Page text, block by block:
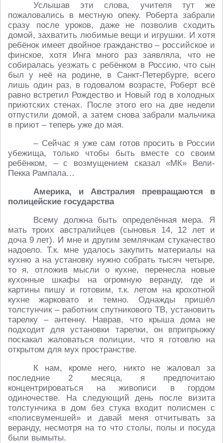
Услышав эти слова, учителя тут же
пожаловались в местную опеку. Роберта забрали
сразу после уроков, даже не позволив сходить
домой, захватить любимые вещи и игрушки. И хотя
ребёнок имеет двойное гражданство – российское и
финское, хотя Инга много раз заявляла, что не
собиралась уезжать с ребёнком в Россию, что сын
был у неё на родине, в Санкт-Петербурге, всего
лишь один раз, в годовалом возрасте, Роберт всё
равно встретил Рождество и Новый год в холодных
приютских стенах. После этого его на две недели
отпустили домой, а затем снова забрали мальчика
в приют – теперь уже до мая.
– Сейчас я уже сам готов просить в России
убежища, только чтобы быть вместе со своим
ребёнком, – с возмущением сказал «МК» Вели-
Пекка Рампала…
Америка, и Австралия превращаются в
полицейские государства
Всему должна быть определённая мера. Я
мать троих австралийцев (сыновья 14, 12 лет и
доча 9 лет). И мне и другим землячкам стукачество
надоело. Т.к. мне удалось закупить материалы на
кухню а на установку нужно собрать тысяч четыре,
то я, отложив мысли о кухне, перенесла новые
кухонные шкафы на огромную веранду, где и
картины пишу и готовим, т.к. летом на крохотной
кухне жарковато и темно. Однажды пришёл
толстунчик – работник спутникового ТВ, установить
тарелку – антенну. Наврав, что крыша дома не
подходит для установки тарелки, он вприпрыжку
поскакал жаловаться полиции, что я готовлю на
открытом для мух пространстве.
К нам, кроме него, никто не жаловал за
последние 2 месяца, я предпочитаю
концентрироваться на живописи в гордом
одиночестве. На следующий день после визита
толстунчика в дом без стука входит полисмен с
«полисвуменшей» и давай меня отчитывать за
веранду, несмотря на то что столы, полы и посуда
были вымыты.